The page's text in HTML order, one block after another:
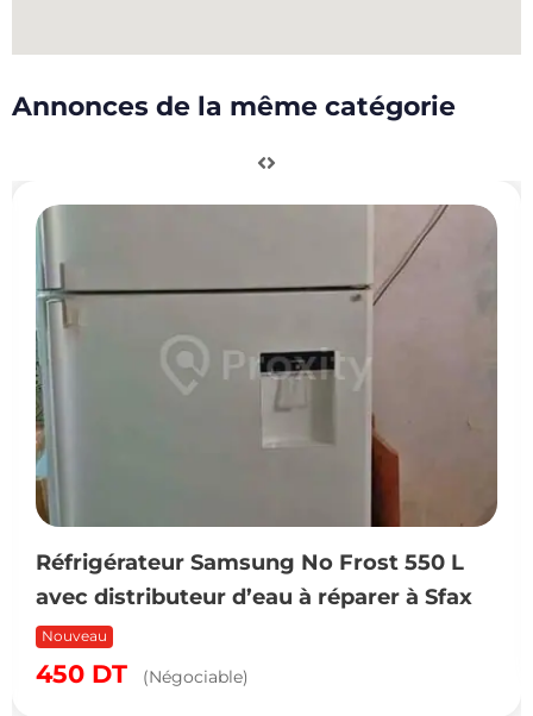
Annonces de la même catégorie
Réfrigérateur Samsung No Frost 550 L
avec distributeur d’eau à réparer à Sfax
Nouveau
450 DT (Négociable)